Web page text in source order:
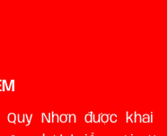
Nhơn được khai